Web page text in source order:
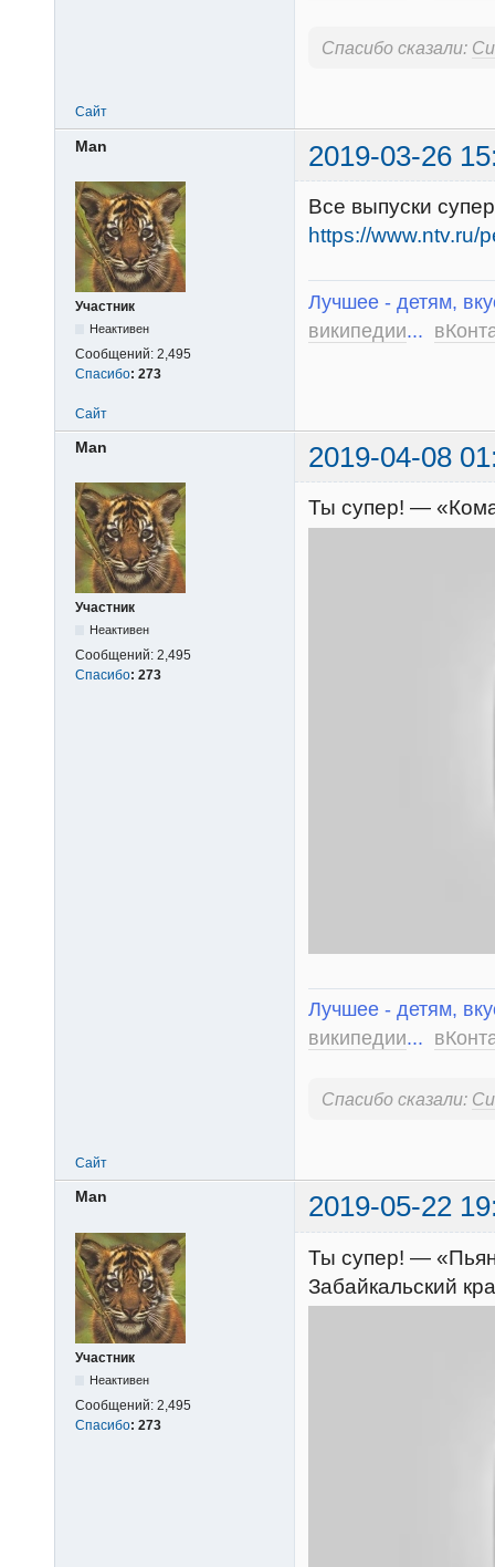
Спасибо сказали:
Сайт
Man 2019-03-26
Участник
Неактивен
Сообщений: 2,495
Спасибо: 273
Все выпуски
https://www.ntv.ru/
Лучшее - детям,
википедии...
Сайт
Man 2019-04-08
Участник
Неактивен
Сообщений: 2,495
Спасибо: 273
Ты супер! —
Лучшее - детям,
википедии...
Спасибо сказали:
Сайт
Man 2019-05-22
Участник
Неактивен
Сообщений: 2,495
Спасибо: 273
Ты супер! —
Забайкальский